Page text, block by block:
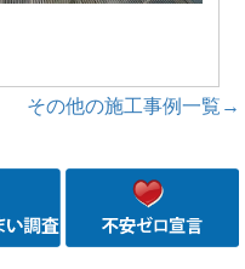
その他の施工事例一覧→